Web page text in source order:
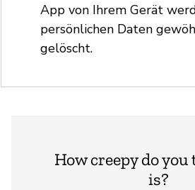
App von Ihrem Gerät
persönlichen Daten
gelöscht.
How creepy do
is?